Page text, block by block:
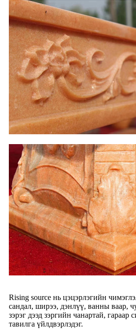
Rising source нь цэцэрлэгийн
сандал, ширээ, дэнлүү, ванны ваар,
зэрэг дээд зэргийн чанартай, гараар
тавилга үйлдвэрлэдэг.